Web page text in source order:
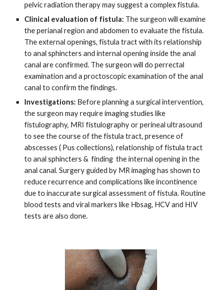
pelvic radiation therapy may suggest a complex fistula.
Clinical evaluation of fistula: The surgeon will examine
the perianal region and abdomen to evaluate the fistula.
The external openings, fistula tract with its relationship
to anal sphincters and internal opening inside the anal
canal are confirmed. The surgeon will do perrectal
examination and a proctoscopic examination of the anal
canal to confirm the findings.
Investigations: Before planning a surgical intervention,
the surgeon may require imaging studies like
fistulography, MRI fistulography or perineal ultrasound
to see the course of the fistula tract, presence of
abscesses ( Pus collections), relationship of fistula tract
to anal sphincters & finding the internal opening in the
anal canal. Surgery guided by MR imaging has shown to
reduce recurrence and complications like incontinence
due to inaccurate surgical assessment of fistula. Routine
blood tests and viral markers like Hbsag, HCV and HIV
tests are also done.